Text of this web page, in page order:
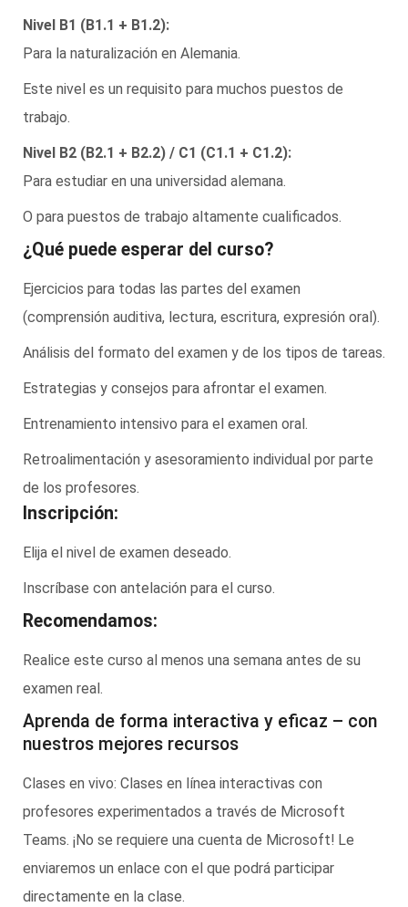
Nivel B1 (B1.1 + B1.2):
Para la naturalización en Alemania.
Este nivel es un requisito para muchos puestos de
trabajo.
Nivel B2 (B2.1 + B2.2) / C1 (C1.1 + C1.2):
Para estudiar en una universidad alemana.
O para puestos de trabajo altamente cualificados.
¿Qué puede esperar del curso?
Ejercicios para todas las partes del examen
(comprensión auditiva, lectura, escritura, expresión oral).
Análisis del formato del examen y de los tipos de tareas.
Estrategias y consejos para afrontar el examen.
Entrenamiento intensivo para el examen oral.
Retroalimentación y asesoramiento individual por parte
de los profesores.
Inscripción:
Elija el nivel de examen deseado.
Inscríbase con antelación para el curso.
Recomendamos:
Realice este curso al menos una semana antes de su
examen real.
Aprenda de forma interactiva y eficaz – con
nuestros mejores recursos
Clases en vivo: Clases en línea interactivas con
profesores experimentados a través de Microsoft
Teams. ¡No se requiere una cuenta de Microsoft! Le
enviaremos un enlace con el que podrá participar
directamente en la clase.